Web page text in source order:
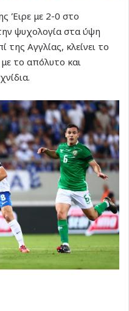
Έιρε με 2-0 στο
ψυχολογία στα ύψη
της Αγγλίας, κλείνει το
το απόλυτο και